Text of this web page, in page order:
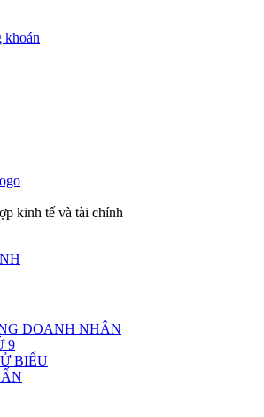
khoán
kinh tế và tài chính
DOANH NHÂN
9
BIỂU